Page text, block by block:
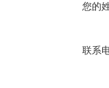
您的
联系